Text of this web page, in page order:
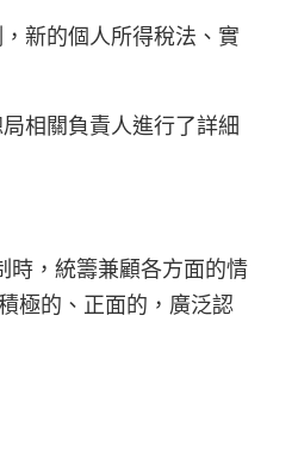
新的個人所得稅法、實
相關負責人進行了詳細
時，統籌兼顧各方面的情
極的、正面的，廣泛認